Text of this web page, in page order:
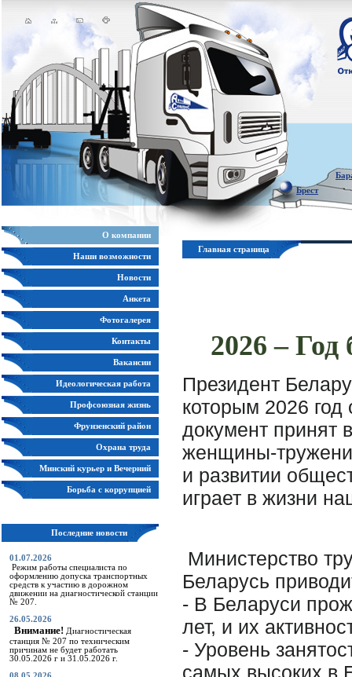
Брест
О компании
Наши возможности
Новости
Анкета
Фотогалерея
Контакты
Вакансии
Идеологическая работа
Профсоюзная жизнь
Фрунзенский район
Охрана труда
Минский курьер и Вечерний
Минск
Борьба с коррупцией
Последние новости
01.07.2026
Режим работы специалиста по
оформлению допуска транспортных
средств к участию в дорожном
движении на диагностической станции
№ 207.
26.05.2026
Внимание! Диагностическая
станция № 207 по техническим
причинам не будет работать
30.05.2026 г и 31.05.2026 г.
Главная страница
2026 –
Президент
которым 2026
документ принят
женщины-
и развитии
играет в жизни
Министерство
Беларусь
- В Беларуси
лет, и их
- Уровень
самых высоких в